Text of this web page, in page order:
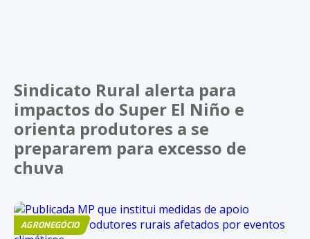
Sindicato Rural alerta para
impactos do Super El Niño e
orienta produtores a se
prepararem para excesso de
chuva
AGRONEGÓCIO